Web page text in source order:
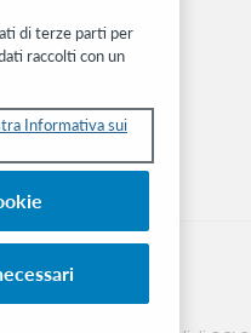
di prodotti,
di terze parti per
raccolti con un
Informativa sui